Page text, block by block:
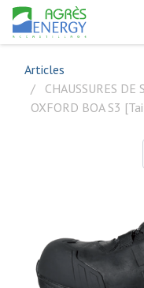
Articles
CHAUSSURES DE
OXFORD BOA S3